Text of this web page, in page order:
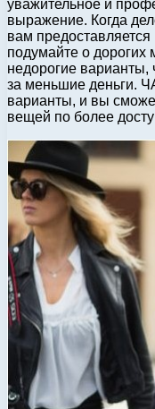
уважительное и
выражение. Когда
вам
подумайте о дорогих
недорогие
за меньшие деньги.
варианты, и вы
вещей по более